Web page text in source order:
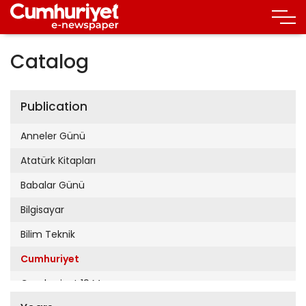
Catalog
Publication
Anneler Günü
Atatürk Kitapları
Babalar Günü
Bilgisayar
Bilim Teknik
Cumhuriyet
Cumhuriyet 19 Mayıs